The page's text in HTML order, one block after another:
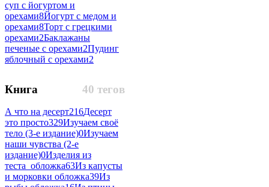
суп с йогуртом и
орехами8Йогурт с медом и
орехами8Торт с грецкими
орехами2Баклажаны
печеные с орехами2Пудинг
яблочный с орехами2
40 тегов
Книга
А что на десерт216Десерт
это просто329Изучаем своё
тело (3-е издание)0Изучаем
наши чувства (2-е
издание)0Изделия из
теста_обложка63Из капусты
и морковки обложка39Из